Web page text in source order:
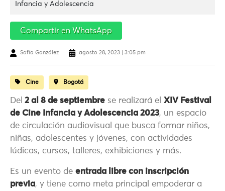
Infancia y Adolescencia
Compartir en WhatsApp
Sofía González agosto 28, 2023 | 3:05 pm
Cine Bogotá
Del 2 al 8 de septiembre se realizará el XIV Festival
de Cine Infancia y Adolescencia 2023, un espacio
de circulación audiovisual que busca formar niños,
niñas, adolescentes y jóvenes, con actividades
lúdicas, cursos, talleres, exhibiciones y más.
Es un evento de entrada libre con inscripción
previa, y tiene como meta principal empoderar a